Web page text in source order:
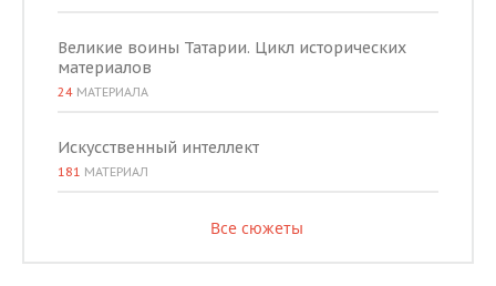
Великие воины Татарии. Цикл исторических
материалов
24 МАТЕРИАЛА
Искусственный интеллект
181 МАТЕРИАЛ
Все сюжеты